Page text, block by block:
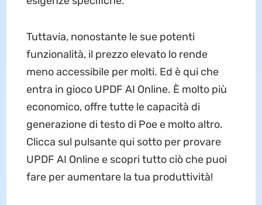
Tuttavia, nonostante le sue potenti
funzionalità, il prezzo elevato lo rende
meno accessibile per molti. Ed è qui che
entra in gioco UPDF AI Online. È molto più
economico, offre tutte le capacità di
generazione di testo di Poe e molto altro.
Clicca sul pulsante qui sotto per provare
UPDF AI Online e scopri tutto ciò che puoi
fare per aumentare la tua produttività!